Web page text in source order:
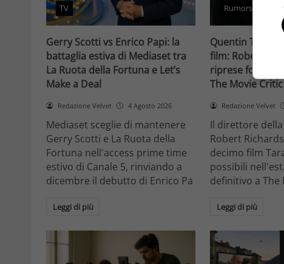
TV
Gerry Scotti vs Enrico Papi: la
battaglia estiva di Mediaset tra
La Ruota della Fortuna e Let’s
Make a Deal
Redazione Velvet 4 Agosto 2026
Mediaset sceglie di mantenere
Gerry Scotti e La Ruota della
Fortuna nell'access prime time
estivo di Canale 5, rinviando a
dicembre il debutto di Enrico Pa
Leggi di più
Rumors
Quentin
film: Robert
riprese forse nel
The Movie Critic
Redazione Velvet
Il direttore
Robert
decimo film
possibili
definitivo a The
Leggi di più